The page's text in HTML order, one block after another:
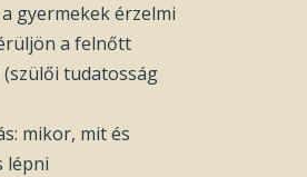
gyermekek érzelmi
a felnőtt
tudatosság
mikor, mit és
lépni